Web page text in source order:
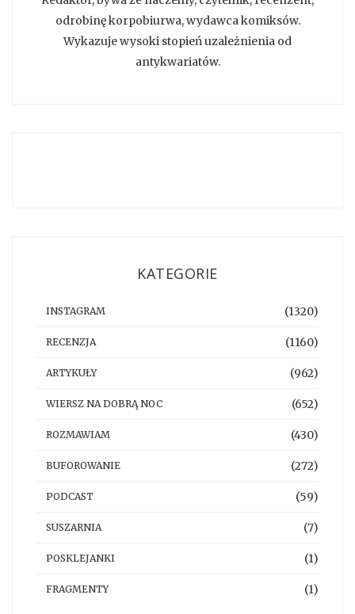
odrobinę korpobiurwa, wydawca komiksów.
Wykazuje wysoki stopień uzależnienia od
antykwariatów.
KATEGORIE
INSTAGRAM (1320)
RECENZJA (1160)
ARTYKUŁY (962)
WIERSZ NA DOBRĄ NOC (652)
ROZMAWIAM (430)
BUFOROWANIE (272)
PODCAST (59)
SUSZARNIA (7)
POSKLEJANKI (1)
FRAGMENTY (1)